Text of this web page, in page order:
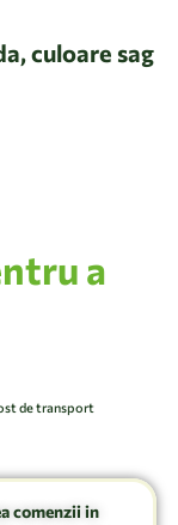
culoare sag
a
de transport
comenzii in